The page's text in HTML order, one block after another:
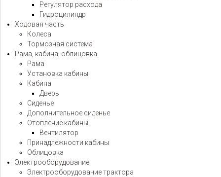
Регулятор расхода
Гидроцилиндр
Ходовая часть
Колеса
Тормозная система
Рама, кабина, облицовка
Рама
Установка кабины
Кабина
Дверь
Сиденье
Дополнительное сиденье
Отопление кабины
Вентилятор
Принадлежности кабины
Облицовка
Электрооборудование
Электрооборудование трактора